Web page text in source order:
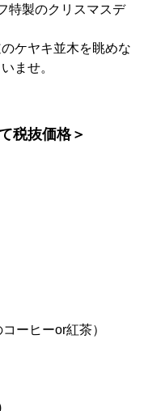
特製のクリスマスデ
ケヤキ並木を眺めな
ませ。
税抜価格＞
ーヒーor紅茶）